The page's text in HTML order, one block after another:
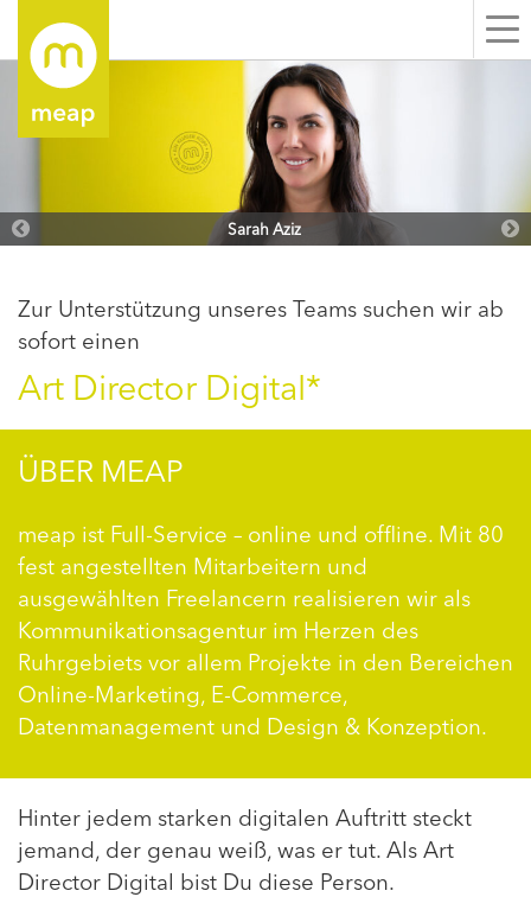
Sarah Aziz
Zur Unterstützung unseres Teams suchen wir ab
sofort einen
Art Director Digital*
Hinter jedem starken digitalen Auftritt steckt
jemand, der genau weiß, was er tut. Als Art
Director Digital bist Du diese Person.
ÜBER MEAP
meap ist Full-Service – online und offline. Mit 80
fest angestellten Mitarbeitern und
ausgewählten Freelancern realisieren wir als
Kommunikationsagentur im Herzen des
Ruhrgebiets vor allem Projekte in den Bereichen
Online-Marketing, E-Commerce,
Datenmanagement und Design & Konzeption.